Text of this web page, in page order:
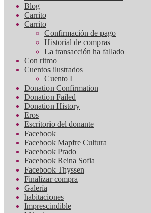
Blog
Carrito
Carrito
Confirmación de pago
Historial de compras
La transacción ha fallado
Con ritmo
Cuentos ilustrados
Cuento I
Donation Confirmation
Donation Failed
Donation History
Eros
Escritorio del donante
Facebook
Facebook Mapfre Cultura
Facebook Prado
Facebook Reina Sofia
Facebook Thyssen
Finalizar compra
Galería
habitaciones
Imprescindible